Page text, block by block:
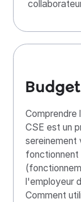
Budget
Comprendre
CSE est un
sereinement
fonctionnent
l'employeur
Comment